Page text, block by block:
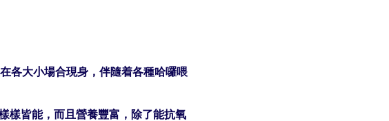
各大小場合現身，伴隨着各種哈囉喂
樣皆能，而且營養豐富，除了能抗氧